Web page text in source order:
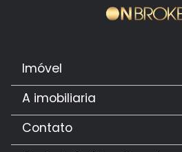
Imóvel
A imobiliaria
Contato